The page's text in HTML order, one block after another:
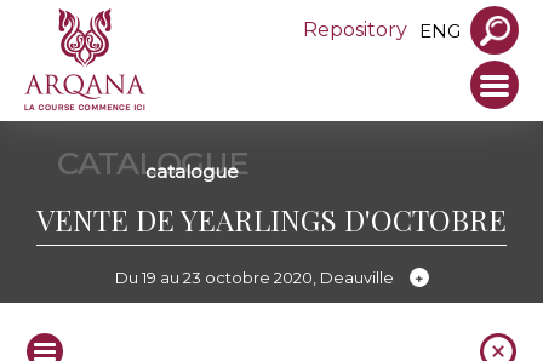
Repository ENG
CATALOGUE
catalogue
VENTE DE YEARLINGS D'OCTOBRE
Du 19 au 23 octobre 2020, Deauville